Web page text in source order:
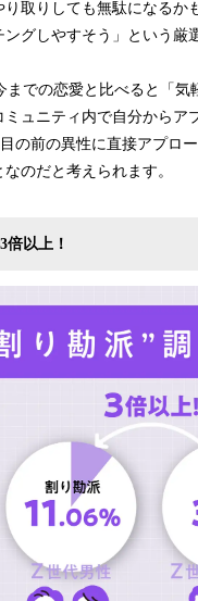
取りしても無駄になるか
グしやすそう」という厳
での恋愛と比べると「気
ュニティ内で自分からア
の前の異性に直接アプロ
のだと考えられます。
以上！